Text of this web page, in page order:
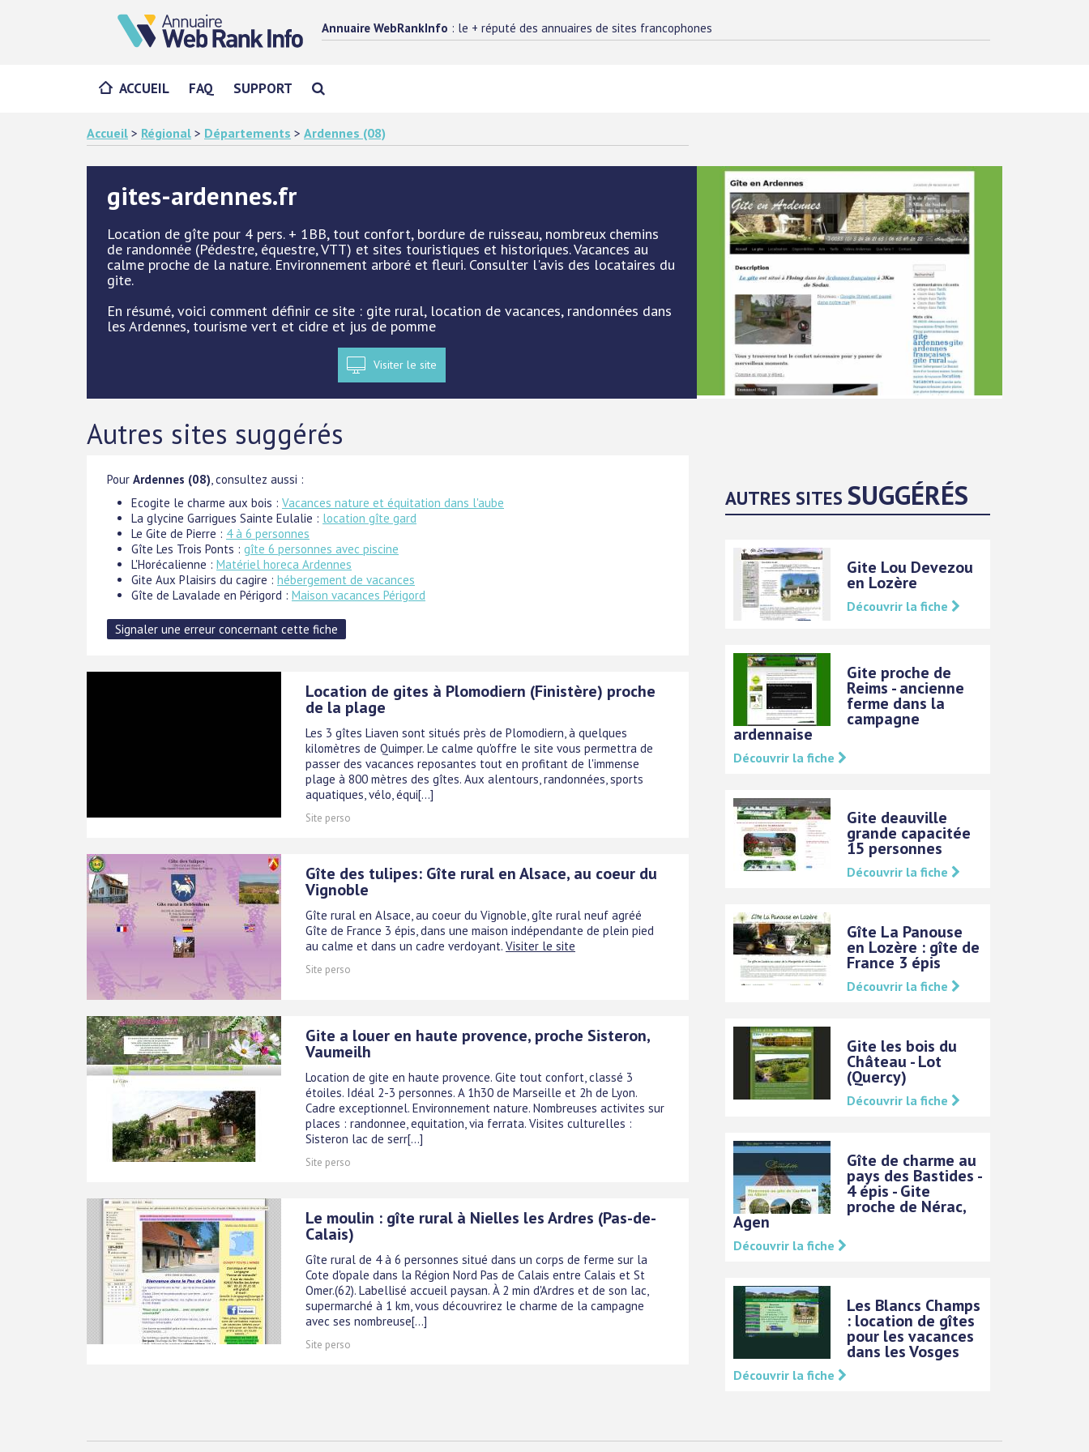
Annuaire WebRankInfo : le + réputé des annuaires de sites francophones
ACCUEIL FAQ SUPPORT
Accueil > Régional > Départements > Ardennes (08)
gites-ardennes.fr
Location de gîte pour 4 pers. + 1BB, tout confort, bordure de ruisseau, nombreux chemins
de randonnée (Pédestre, équestre, VTT) et sites touristiques et historiques. Vacances au
calme proche de la nature. Environnement arboré et fleuri. Consulter l'avis des locataires du
gite.
En résumé, voici comment définir ce site : gite rural, location de vacances, randonnées dans
les Ardennes, tourisme vert et cidre et jus de pomme
Visiter le site
Autres sites suggérés
Pour Ardennes (08) , consultez aussi :
Ecogite le charme aux bois : Vacances nature et équitation dans l'aube
La glycine Garrigues Sainte Eulalie : location gîte gard
Le Gite de Pierre : 4 à 6 personnes
Gîte Les Trois Ponts : gîte 6 personnes avec piscine
L'Horécalienne : Matériel horeca Ardennes
Gite Aux Plaisirs du cagire : hébergement de vacances
Gîte de Lavalade en Périgord : Maison vacances Périgord
Location de gites à Plomodiern (Finistère) proche
de la plage
Les 3 gîtes Liaven sont situés près de Plomodiern, à quelques
kilomètres de Quimper. Le calme qu'offre le site vous permettra de
passer des vacances reposantes tout en profitant de l'immense
plage à 800 mètres des gîtes. Aux alentours, randonnées, sports
aquatiques, vélo, équi[...]
Site perso
Gîte des tulipes: Gîte rural en Alsace, au coeur du
Vignoble
Gîte rural en Alsace, au coeur du Vignoble, gîte rural neuf agréé
Gîte de France 3 épis, dans une maison indépendante de plein pied
au calme et dans un cadre verdoyant. Visiter le site
Site perso
Gite a louer en haute provence, proche Sisteron,
Vaumeilh
Location de gite en haute provence. Gite tout confort, classé 3
étoiles. Idéal 2-3 personnes. A 1h30 de Marseille et 2h de Lyon.
Cadre exceptionnel. Environnement nature. Nombreuses activites sur
places : randonnee, equitation, via ferrata. Visites culturelles :
Sisteron lac de serr[...]
Site perso
Le moulin : gîte rural à Nielles les Ardres (Pas-de-
Calais)
Gîte rural de 4 à 6 personnes situé dans un corps de ferme sur la
Cote d'opale dans la Région Nord Pas de Calais entre Calais et St
Omer.(62). Labellisé accueil paysan. À 2 min d'Ardres et de son lac,
supermarché à 1 km, vous découvrirez le charme de la campagne
avec ses nombreuse[...]
Site perso
AUTRES SITESSUGGÉRÉS
Gite Lou Devezou
en Lozère
Découvrir la fiche
Gite proche de
Reims - ancienne
ferme dans la
campagne
ardennaise
Découvrir la fiche
Gite deauville
grande capacitée
15 personnes
Découvrir la fiche
Gîte La Panouse
en Lozère : gîte de
France 3 épis
Découvrir la fiche
Gite les bois du
Château - Lot
(Quercy)
Découvrir la fiche
Gîte de charme au
pays des Bastides -
4 épis - Gite
proche de Nérac,
Agen
Découvrir la fiche
Les Blancs Champs
: location de gîtes
pour les vacances
dans les Vosges
Découvrir la fiche